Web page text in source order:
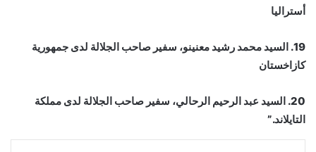
أستراليا
19. السيد محمد رشيد معنينو، سفير صاحب الجلالة لدى جمهورية
كازاخستان
20. السيد عبد الرحيم الرحالي، سفير صاحب الجلالة لدى مملكة
التايلاند.”